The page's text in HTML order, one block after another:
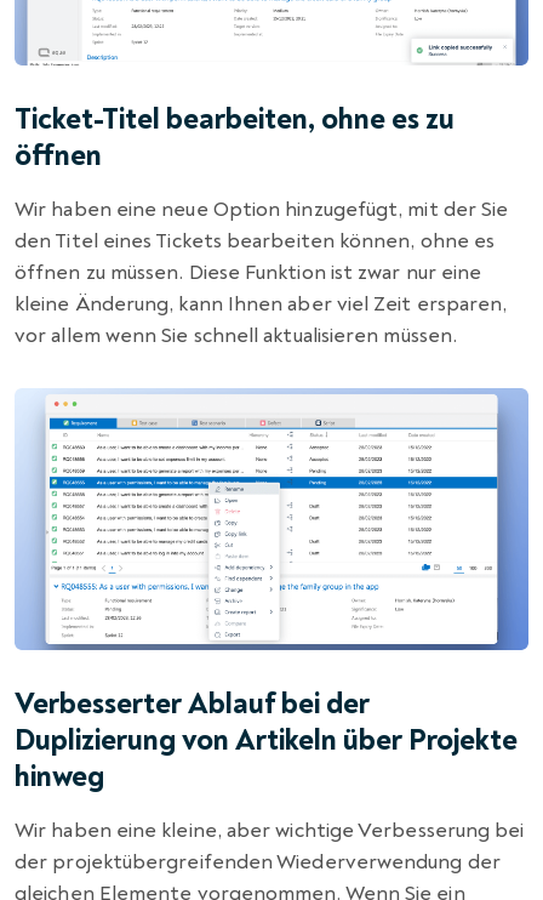
Ticket-Titel bearbeiten, ohne es zu
öffnen
Wir haben eine neue Option hinzugefügt, mit der Sie
den Titel eines Tickets bearbeiten können, ohne es
öffnen zu müssen. Diese Funktion ist zwar nur eine
kleine Änderung, kann Ihnen aber viel Zeit ersparen,
vor allem wenn Sie schnell aktualisieren müssen.
Verbesserter Ablauf bei der
Duplizierung von Artikeln über Projekte
hinweg
Wir haben eine kleine, aber wichtige Verbesserung bei
der projektübergreifenden Wiederverwendung der
gleichen Elemente vorgenommen. Wenn Sie ein